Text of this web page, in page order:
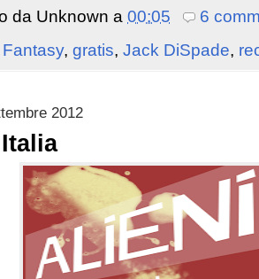
da Unknown a 00:05
6
Fantasy, gratis, Jack DiSpade,
2012